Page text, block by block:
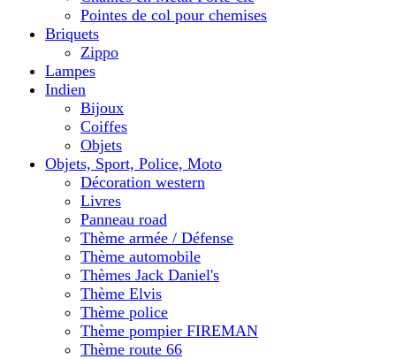
Pointes de col pour chemises
Briquets
Zippo
Lampes
Indien
Bijoux
Coiffes
Objets
Objets, Sport, Police, Moto
Décoration western
Livres
Panneau road
Thème armée / Défense
Thème automobile
Thèmes Jack Daniel's
Thème Elvis
Thème police
Thème pompier FIREMAN
Thème route 66